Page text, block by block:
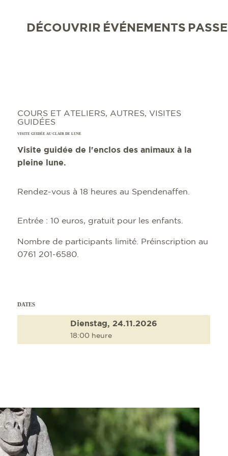
DÉCOUVRIR ÉVÉNEMENTS
COURS ET ATELIERS, AUTRES, VISITES
GUIDÉES
VISITE GUIDÉE AU CLAIR DE LUNE
Visite guidée de l'enclos des animaux à la
pleine lune.
Rendez-vous à 18 heures au Spendenaffen.
Entrée : 10 euros, gratuit pour les enfants.
Nombre de participants limité. Préinscription au
0761 201-6580.
DATES
Dienstag, 24.11.2026
18:00 heure